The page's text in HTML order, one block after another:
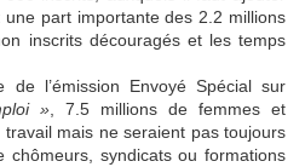
part importante des 2.2 millions
inscrits découragés et les temps
de l’émission Envoyé Spécial sur
», 7.5 millions de femmes et
mais ne seraient pas toujours
chômeurs, syndicats ou formations